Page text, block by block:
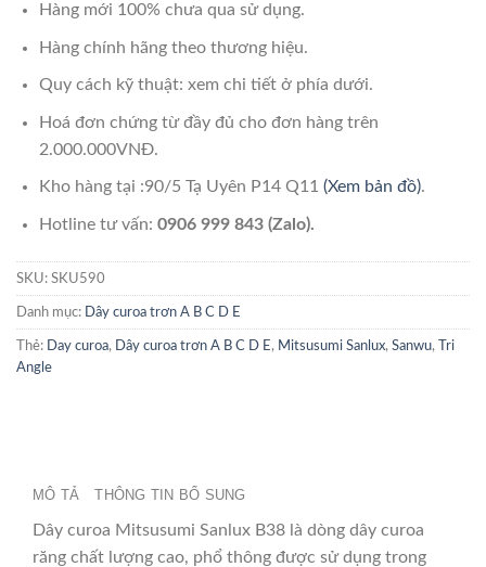
Hàng mới 100% chưa qua sử dụng.
Hàng chính hãng theo thương hiệu.
Quy cách kỹ thuật: xem chi tiết ở phía dưới.
Hoá đơn chứng từ đầy đủ cho đơn hàng trên
2.000.000VNĐ.
Kho hàng tại :90/5 Tạ Uyên P14 Q11 (Xem bản đồ).
Hotline tư vấn: 0906 999 843 (Zalo).
SKU: SKU590
Danh mục: Dây curoa trơn A B C D E
Thẻ: Day curoa, Dây curoa trơn A B C D E , Mitsusumi Sanlux, Sanwu,
Tri
Angle
MÔ TẢ THÔNG TIN BỔ SUNG
Dây curoa Mitsusumi Sanlux B38 là dòng dây curoa
răng chất lượng cao, phổ thông được sử dụng trong